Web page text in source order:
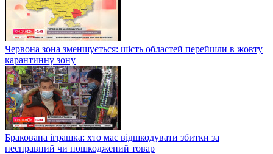
Червона зона зменшується: шість областей перейшли в жовту
карантинну зону
Бракована іграшка: хто має відшкодувати збитки за
несправний чи пошкоджений товар